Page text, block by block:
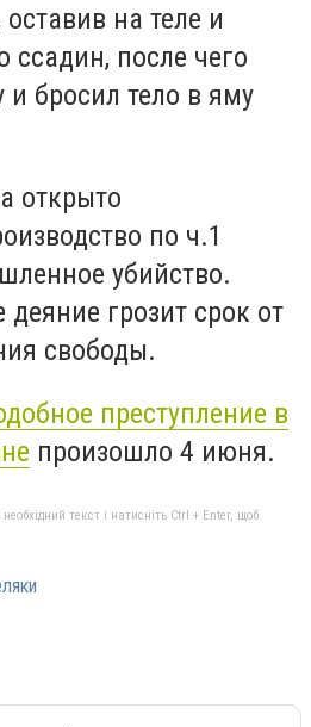
на теле и
ссадин, после чего
бросил тело в яму
открыто
по ч.1
убийство.
грозит срок от
свободы.
преступление в
произошло 4 июня.
текст і натисніть Ctrl + Enter, щоб